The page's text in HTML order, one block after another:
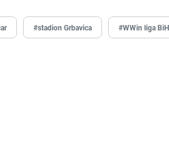
#stadion Grbavica #WWin liga BiH